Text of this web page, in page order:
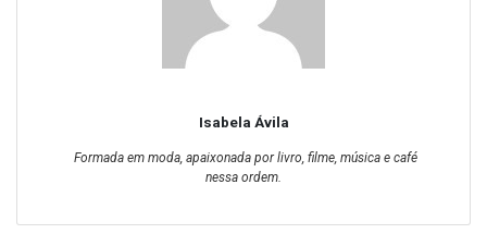
Isabela Ávila
Formada em moda, apaixonada por livro, filme, música e café
nessa ordem.